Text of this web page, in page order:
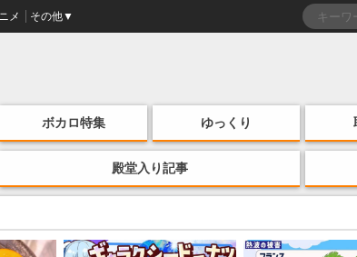
メ その他▼
ボカロ特集 ゆっくり
殿堂入り記事